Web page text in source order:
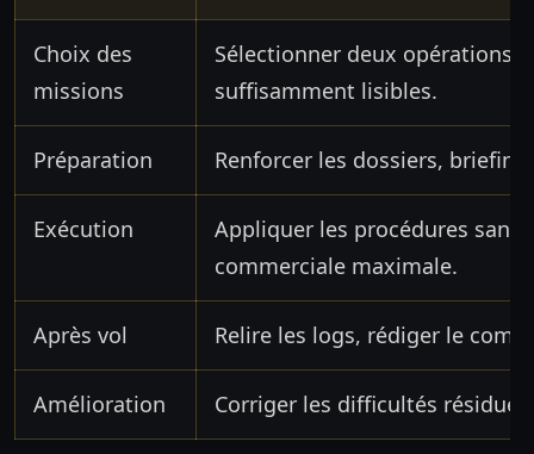
Choix des
missions
Sélectionner deux opérations
suffisamment lisibles.
Préparation Renforcer les dossiers,
Exécution
Appliquer les procédures sans
commerciale maximale.
Après vol Relire les logs, rédiger le
Amélioration Corriger les difficultés